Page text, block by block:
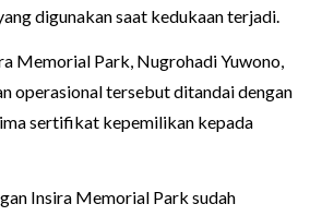
digunakan saat kedukaan terjadi.
Memorial Park, Nugrohadi Yuwono,
operasional tersebut ditandai dengan
sertifikat kepemilikan kepada
Insira Memorial Park sudah